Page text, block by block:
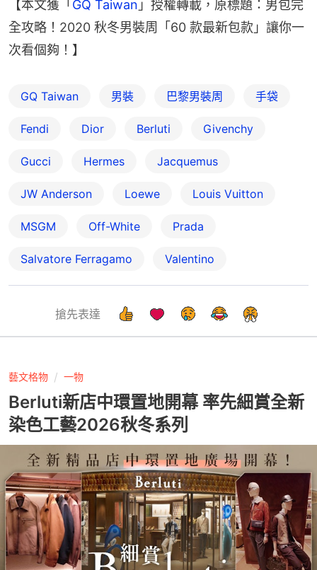
【本文獲「 GQ Taiwan 」授權轉載，原標題：男包完
全攻略！2020 秋冬男裝周「60 款最新包款」讓你一
次看個夠！】
GQ Taiwan 男裝 巴黎男裝周 手袋
Fendi Dior Berluti Givenchy
Gucci Hermes Jacquemus
JW Anderson Loewe Louis Vuitton
MSGM Off-White Prada
Salvatore Ferragamo Valentino
搶先表達
藝文格物 一物
Berluti新店中環置地開幕 率先細賞全新
染色工藝2026秋冬系列